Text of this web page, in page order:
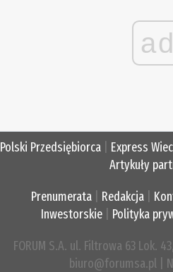
ad
Polski Przedsiębiorca Express
Artykuły
Prenumerata Redakcja
Inwestorskie| Polityka
FORUM S.A. ul. Filtrowa 63 Lok.
biuro@forumsa.pl |